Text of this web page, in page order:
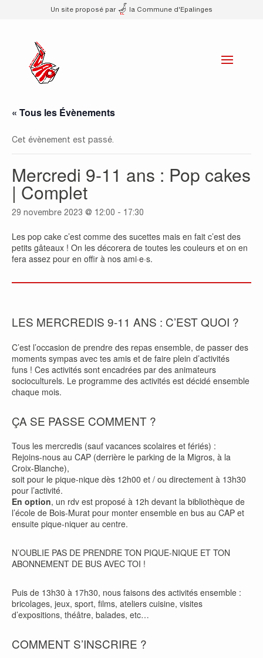
Un site proposé par la Commune d'Epalinges
« Tous les Évènements
Cet évènement est passé.
Mercredi 9-11 ans : Pop cakes
| Complet
29 novembre 2023 @ 12:00 - 17:30
Les pop cake c’est comme des sucettes mais en fait c’est des
petits gâteaux ! On les décorera de toutes les couleurs et on en
fera assez pour en offir à nos ami·e·s.
LES MERCREDIS 9-11 ANS : C’EST QUOI ?
C’est l’occasion de prendre des repas ensemble, de passer des
moments sympas avec tes amis et de faire plein d’activités
funs ! Ces activités sont encadrées par des animateurs
socioculturels. Le programme des activités est décidé ensemble
chaque mois.
ÇA SE PASSE COMMENT ?
Tous les mercredis (sauf vacances scolaires et fériés) :
Rejoins-nous au CAP (derrière le parking de la Migros, à la
Croix-Blanche),
soit pour le pique-nique dès 12h00 et / ou directement à 13h30
pour l’activité.
En option, un rdv est proposé à 12h devant la bibliothèque de
l’école de Bois-Murat pour monter ensemble en bus au CAP et
ensuite pique-niquer au centre.
N’OUBLIE PAS DE PRENDRE TON PIQUE-NIQUE ET TON
ABONNEMENT DE BUS AVEC TOI !
Puis de 13h30 à 17h30, nous faisons des activités ensemble :
bricolages, jeux, sport, films, ateliers cuisine, visites
d’expositions, théâtre, balades, etc…
COMMENT S’INSCRIRE ?